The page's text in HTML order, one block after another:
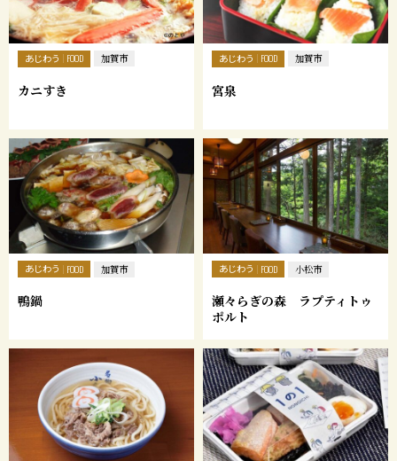
あじわう FOOD 加賀市
カニすき
あじわう FOOD 加賀市
宮泉
あじわう FOOD 加賀市
鴨鍋
あじわう FOOD 小松市
瀬々らぎの森 ラプティトゥ
ポルト